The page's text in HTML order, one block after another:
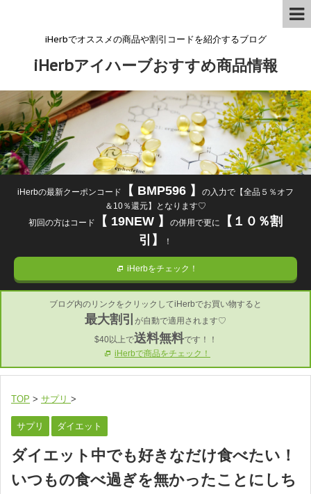
iHerbでオススメの商品や割引コードを紹介するブログ
iHerbアイハーブおすすめ商品情報
iHerbの最新クーポンコード 【 BMP596 】
の入力で【全品５％オフ
＆10％還元】となります♡
初回の方はコード
【 19NEW 】 の併用で更に
【１０％割
引】
！
iHerbをチェック！
ブログ内のリンクをクリックしてiHerbでお買い物すると
最大割引 が自動で適用されます♡
$40以上で送料無料です！！
iHerbで商品をチェック！
TOP > サプリ >
サプリ ダイエット
ダイエット中でも好きなだけ食べたい！
いつもの食べ過ぎを無かったことにしち